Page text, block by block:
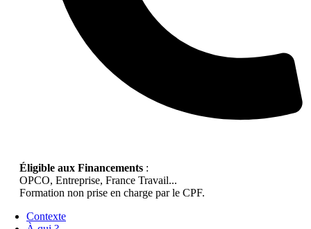
Éligible aux Financements :
OPCO, Entreprise, France Travail...
Formation non prise en charge par le CPF.
Contexte